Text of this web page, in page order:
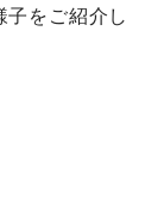
子をご紹介し